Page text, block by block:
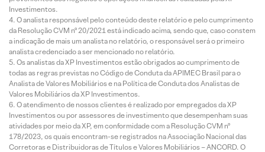
Investimentos.
O analista responsável pelo conteúdo deste relatório e pelo cumprimento
da Resolução CVM nº 20/2021 está indicado acima, sendo que, caso constem
a indicação de mais um analista no relatório, o responsável será o primeiro
analista credenciado a ser mencionado no relatório.
Os analistas da XP Investimentos estão obrigados ao cumprimento de
todas as regras previstas no Código de Conduta da APIMEC Brasil para o
Analista de Valores Mobiliários e na Política de Conduta dos Analistas de
Valores Mobiliários da XP Investimentos.
O atendimento de nossos clientes é realizado por empregados da XP
Investimentos ou por assessores de investimento que desempenham suas
atividades por meio da XP, em conformidade com a Resolução CVM nº
178/2023, os quais encontram-se registrados na Associação Nacional das
Corretoras e Distribuidoras de Títulos e Valores Mobiliários – ANCORD. O